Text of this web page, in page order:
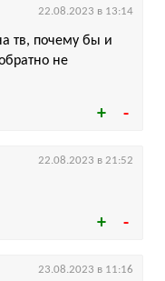
тв, почему бы и
не
22.08.2023 в 13:14
22.08.2023 в 21:52
23.08.2023 в 11:16